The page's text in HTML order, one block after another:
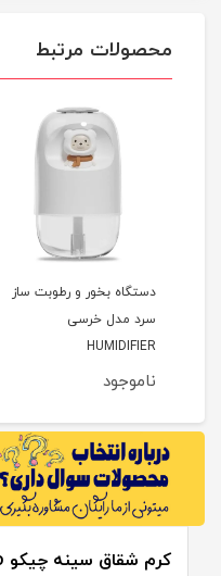
محصولات مرتبط
دستگاه بخور و رطوبت ساز
سرد مدل خرسی
HUMIDIFIER
ناموجود